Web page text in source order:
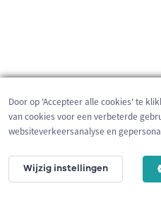
3 km
Door op 'Accepteer alle cookies' te
van cookies voor een verbeterde
websiteverkeersanalyse en
Wijzig instellingen